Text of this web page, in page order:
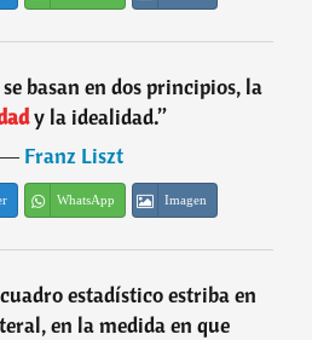
basan en dos principios, la
y la idealidad.”
Franz Liszt
WhatsApp Imagen
estadístico estriba en
en la medida en que